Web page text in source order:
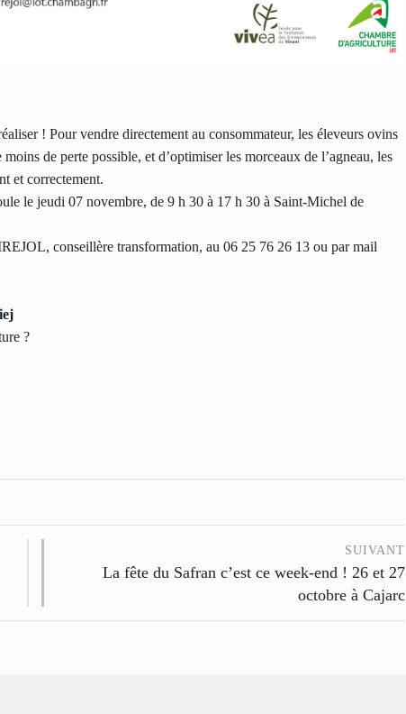
! Pour vendre directement au consommateur, les éleveurs ovins
de perte possible, et d’optimiser les morceaux de l’agneau, les
et correctement.
le jeudi 07 novembre, de 9 h 30 à 17 h 30 à Saint-Michel de
conseillère transformation, au 06 25 76 26 13 ou par mail
?
SUIVANT
La fête du Safran c’est ce week-end ! 26 et 27
octobre à Cajarc